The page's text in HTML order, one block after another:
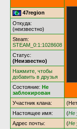
47region
Откуда:
(неизвестно)
Steam:
STEAM_0:1:1028608
Статус:
(Неизвестно)
Нажмите, чтобы
добавить в друзья
Состояние: Не
заблокирован
Участник клана:
Настоящее имя:
(Не
Адрес почты:
(Не